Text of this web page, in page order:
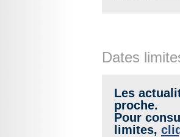
Dates
Les
proche.
Pour
limites,